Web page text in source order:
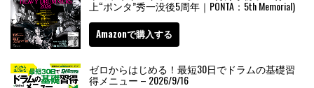
上“ポンタ”秀一没後5周年｜PONTA：5th Memorial)
Amazonで購入する
ゼロからはじめる！最短30日でドラムの基礎習
得メニュー – 2026/9/16